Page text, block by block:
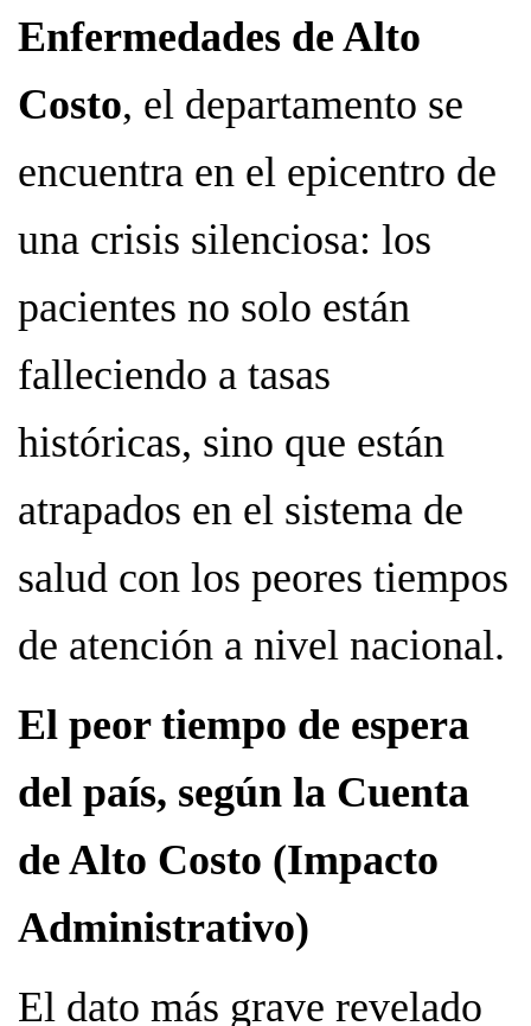
Enfermedades de Alto
Costo, el departamento se
encuentra en el epicentro de
una crisis silenciosa: los
pacientes no solo están
falleciendo a tasas
históricas, sino que están
atrapados en el sistema de
salud con los peores tiempos
de atención a nivel nacional.
El peor tiempo de espera
del país, según la Cuenta
de Alto Costo (Impacto
Administrativo)
El dato más grave revelado